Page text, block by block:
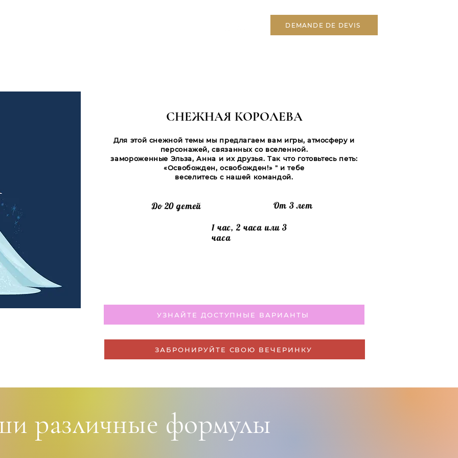
DEMANDE DE DEVIS
СНЕЖНАЯ КОРОЛЕВА
Для этой снежной темы мы предлагаем вам игры, атмосферу и
персонажей, связанных со вселенной.
замороженные Эльза, Анна и их друзья. Так что готовьтесь петь:
«Освобожден, освобожден!» " и тебе
веселитесь с нашей командой.
До 20 детей От 3 лет
1 час, 2 часа или 3
часа
УЗНАЙТЕ ДОСТУПНЫЕ ВАРИАНТЫ
ЗАБРОНИРУЙТЕ СВОЮ ВЕЧЕРИНКУ
различные формулы